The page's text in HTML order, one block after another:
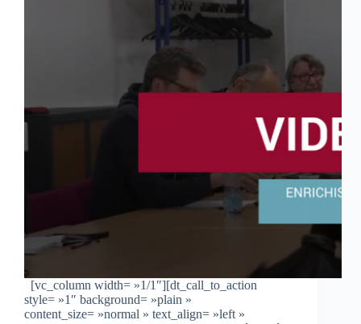
[vc_column width= »1/1″][dt_call_to_action
style= »1″ background= »plain »
content_size= »normal » text_align= »left »